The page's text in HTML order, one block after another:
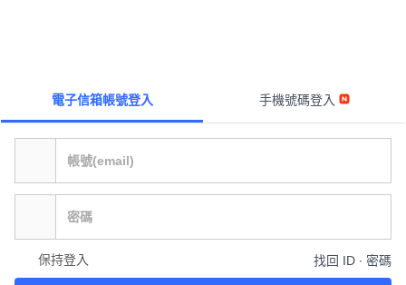
電子信箱帳號登入 手機號碼登入
保持登入 找回 ID ∙ 密碼